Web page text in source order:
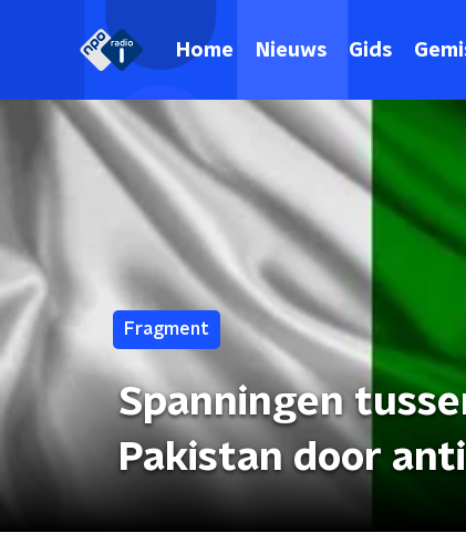
Home Nieuws Gids
Fragment
Spanningen
Pakistan door